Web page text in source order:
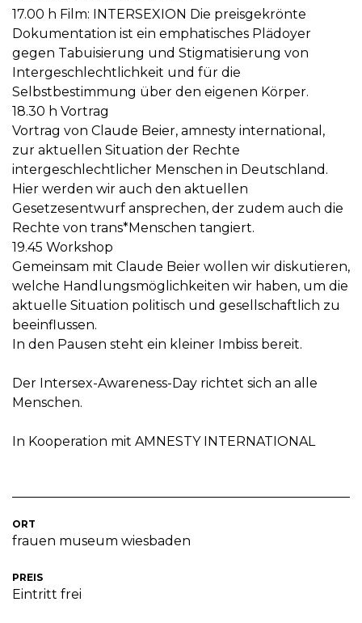
17.00 h Film: INTERSEXION Die preisgekrönte
Dokumentation ist ein emphatisches Plädoyer
gegen Tabuisierung und Stigmatisierung von
Intergeschlechtlichkeit und für die
Selbstbestimmung über den eigenen Körper.
18.30 h Vortrag
Vortrag von Claude Beier, amnesty international,
zur aktuellen Situation der Rechte
intergeschlechtlicher Menschen in Deutschland.
Hier werden wir auch den aktuellen
Gesetzesentwurf ansprechen, der zudem auch die
Rechte von trans*Menschen tangiert.
19.45 Workshop
Gemeinsam mit Claude Beier wollen wir diskutieren,
welche Handlungsmöglichkeiten wir haben, um die
aktuelle Situation politisch und gesellschaftlich zu
beeinflussen.
In den Pausen steht ein kleiner Imbiss bereit.
Der Intersex-Awareness-Day richtet sich an alle
Menschen.
In Kooperation mit AMNESTY INTERNATIONAL
ORT
frauen museum wiesbaden
PREIS
Eintritt frei